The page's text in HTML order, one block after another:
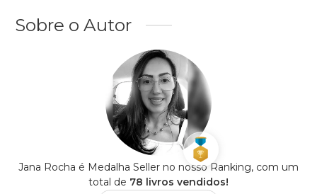
Sobre o Autor
Jana Rocha é Medalha Seller no nosso Ranking, com um
total de 78 livros vendidos!